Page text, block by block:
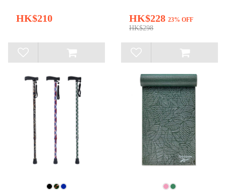
HK$210 HK$228 23% OFF
HK$298